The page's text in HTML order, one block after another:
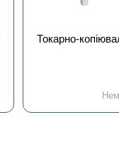
Токарно-